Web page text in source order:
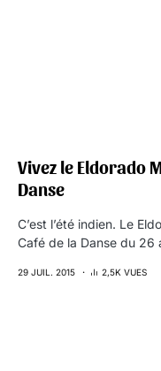
Vivez le Eldorado
Danse
C’est l’été indien. Le
Café de la Danse du 26
29 JUIL. 2015 2,5K VUES